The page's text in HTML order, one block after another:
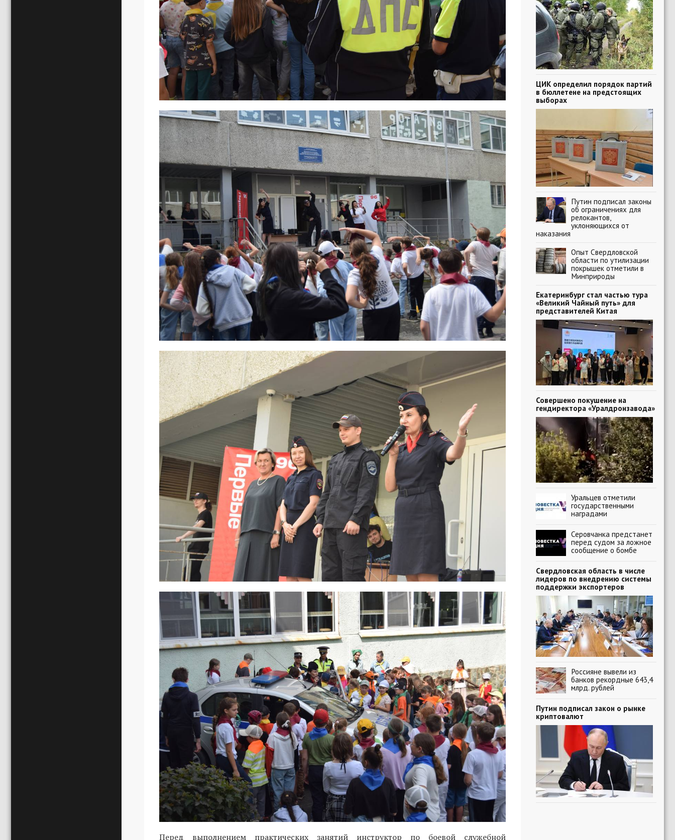
Перед выполнением практических занятий инструктор по боевой служебной
ЦИК определил порядок партий
в бюллетене на предстоящих
выборах
Путин подписал законы
об ограничениях для
релокантов,
уклоняющихся от
наказания
Опыт Свердловской
области по утилизации
покрышек отметили в
Минприроды
Екатеринбург стал частью тура
«Великий Чайный путь» для
представителей Китая
Совершено покушение на
гендиректора «Уралдронзавода»
Уральцев отметили
государственными
наградами
Серовчанка предстанет
перед судом за ложное
сообщение о бомбе
Свердловская область в числе
лидеров по внедрению системы
поддержки экспортеров
Россияне вывели из
банков рекордные 643,4
млрд. рублей
Путин подписал закон о рынке
криптовалют